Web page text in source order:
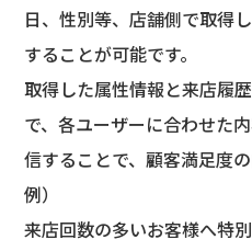
日、性別等、店舗側で取得
することが可能です。
取得した属性情報と来店履
で、各ユーザーに合わせた
信することで、顧客満足度の
例）
来店回数の多いお客様へ特